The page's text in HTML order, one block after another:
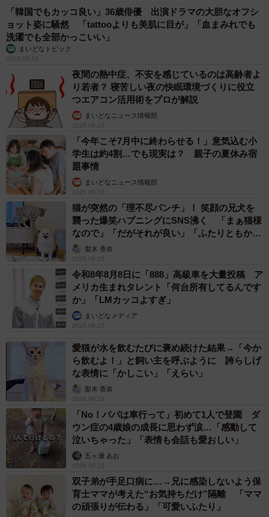
「韓国でもカッコ良い」36歳俳優 出演ドラマの大胆なオフシ
ョット姿に騒然 「tattooよりも美肌に目が」「血まみれでも
洗濯でも全部かっこいい」
まいどなトピック
2026.08.10
夜間の熱中症、不安を感じているのは高齢者よ
り若者？ 寝苦しい夜の快眠環境づくりに役立
つエアコン活用術をプロが解説
まいどなニュース情報部
2026.08.10
「今年こそ7月中に終わらせる！」意気込む小
学生は約4割…でも現実は？ 親子の夏休み宿
題事情
まいどなニュース情報部
2026.08.10
猫が突然の「理不尽パンチ」！ 笑顔の兄犬を
襲った爆笑ハプニングにSNS沸く 「まぁ猫様
なので」「だがそれが良い」「ふたりともかわ
いいね」
梨木 香奈
2026.08.10
令和8年8月8日に「888」高級車を大量投稿 ア
メリカ生まれタレント「何台所有してるんです
か」「LMカッコよすぎ」
まいどなメディア
2026.08.10
愛猫が水を飲むたびに褒め続けた結果→「今か
ら飲むよ！」と飼い主を呼ぶように 誇らしげ
な表情に「かしこい」「えらい」
梨木 香奈
2026.08.10
「No！パパは車行って」初めて1人で登園 ダ
ウン症の4歳娘の成長に思わず涙…「感動して
泣いちゃった」「表情も会話も愛おしい」
五ヶ瀬 あお
2026.08.10
双子弟が手足口病に…→兄に感染しないよう保
育士ママが考えた“お気持ちだけ”隔離 「ママ
の頑張りが伝わる」「可愛いふたり」